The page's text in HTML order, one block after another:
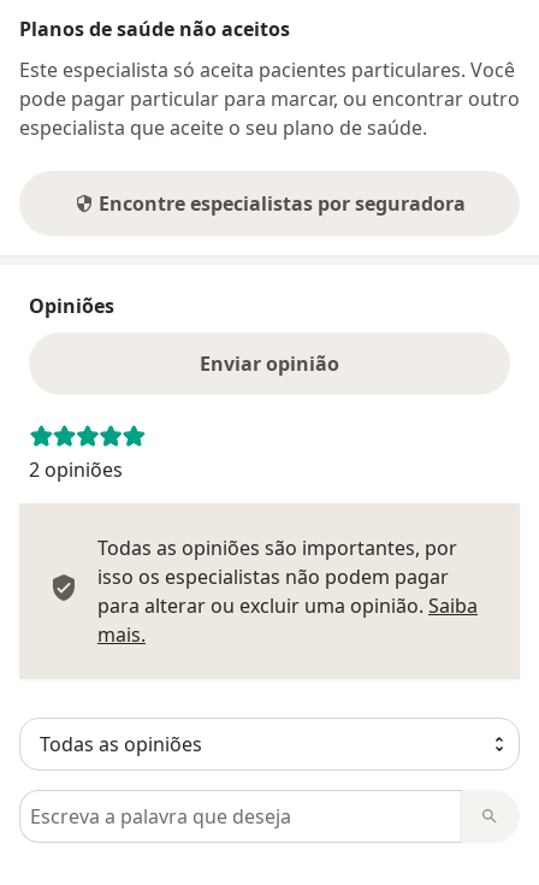
Planos de saúde não aceitos
Este especialista só aceita pacientes particulares. Você
pode pagar particular para marcar, ou encontrar outro
especialista que aceite o seu plano de saúde.
Encontre especialistas por seguradora
Opiniões
Enviar opinião
2 opiniões
Todas as opiniões são importantes, por
isso os especialistas não podem pagar
para alterar ou excluir uma opinião. Saiba
mais.
Pesquisar em opiniões